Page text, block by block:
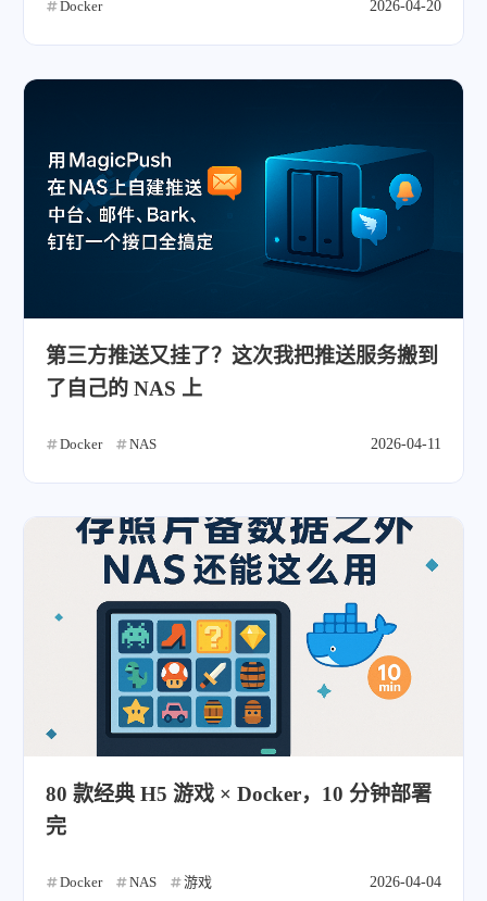
Docker 2026-04-20
第三方推送又挂了？这次我把推送服务搬到
了自己的 NAS 上
Docker NAS 2026-04-11
80 款经典 H5 游戏 × Docker，10 分钟部署
完
Docker NAS 游戏 2026-04-04